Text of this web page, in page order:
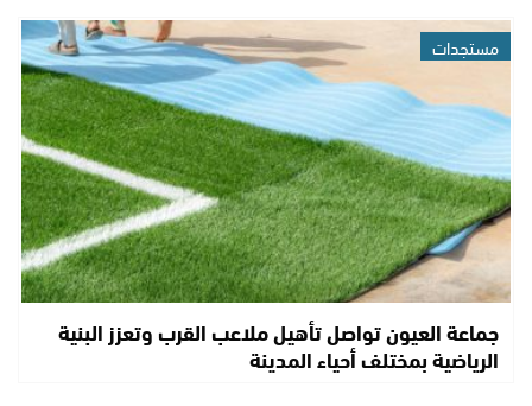
مستجدات
جماعة العيون تواصل تأهيل ملاعب القرب وتعزز البنية
الرياضية بمختلف أحياء المدينة